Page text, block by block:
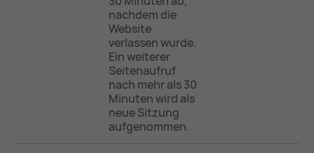
nachdem die
Website
verlassen wurde.
Ein weiterer
Seitenaufruf
nach mehr als 30
Minuten wird als
neue Sitzung
aufgenommen.